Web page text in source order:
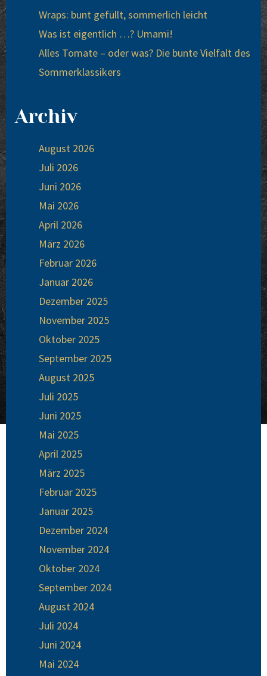
Wraps: bunt gefüllt, sommerlich leicht
Was ist eigentlich …? Umami!
Alles Tomate – oder was? Die bunte Vielfalt des
Sommerklassikers
Archiv
August 2026
Juli 2026
Juni 2026
Mai 2026
April 2026
März 2026
Februar 2026
Januar 2026
Dezember 2025
November 2025
Oktober 2025
September 2025
August 2025
Juli 2025
Juni 2025
Mai 2025
April 2025
März 2025
Februar 2025
Januar 2025
Dezember 2024
November 2024
Oktober 2024
September 2024
August 2024
Juli 2024
Juni 2024
Mai 2024